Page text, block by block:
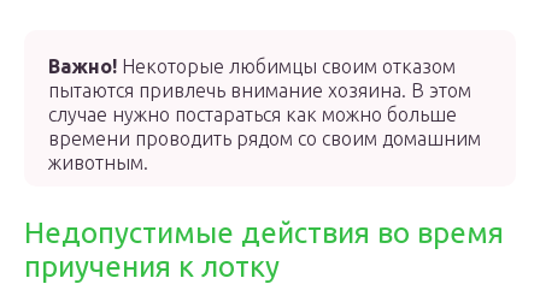
Важно! Некоторые любимцы своим отказом
пытаются привлечь внимание хозяина. В этом
случае нужно постараться как можно больше
времени проводить рядом со своим домашним
животным.
Недопустимые действия во время
приучения к лотку